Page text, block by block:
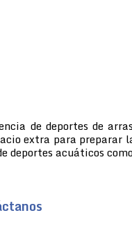
de deportes de
extra para preparar
deportes acuáticos